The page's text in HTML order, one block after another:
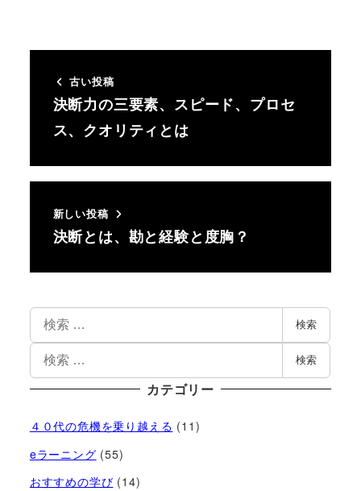
古い投稿
決断力の三要素、スピード、プロセ
ス、クオリティとは
新しい投稿
決断とは、勘と経験と度胸？
検索
検索
カテゴリー
４０代の危機を乗り越える (11)
eラーニング (55)
おすすめの学び (14)